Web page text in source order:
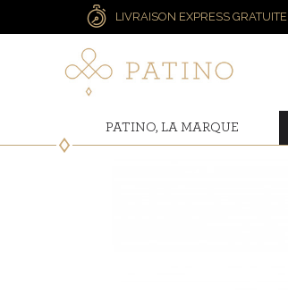
LIVRAISON EXPRESS GRATUITE
PATINO, LA MARQUE